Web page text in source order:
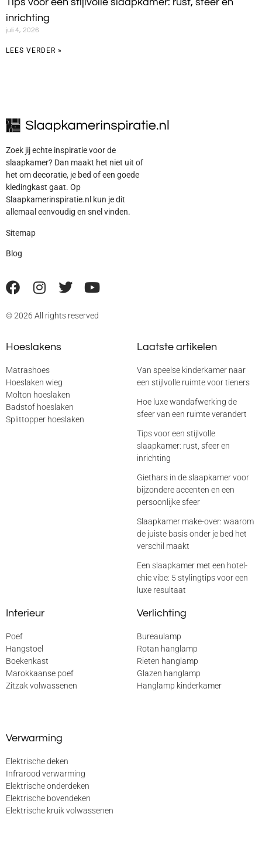
Tips voor een stijlvolle slaapkamer: rust, sfeer en
inrichting
juli 4, 2026
LEES VERDER »
Zoek jij echte inspiratie voor de
slaapkamer? Dan maakt het niet uit of
het om decoratie, je bed of een goede
kledingkast gaat. Op
Slaapkamerinspiratie.nl kun je dit
allemaal eenvoudig en snel vinden.
Sitemap
Blog
© 2026 All rights reserved
Hoeslakens
Matrashoes
Hoeslaken wieg
Molton hoeslaken
Badstof hoeslaken
Splittopper hoeslaken
Laatste artikelen
Van speelse kinderkamer naar
een stijlvolle ruimte voor tieners
Hoe luxe wandafwerking de
sfeer van een ruimte verandert
Tips voor een stijlvolle
slaapkamer: rust, sfeer en
inrichting
Giethars in de slaapkamer voor
bijzondere accenten en een
persoonlijke sfeer
Slaapkamer make-over: waarom
de juiste basis onder je bed het
verschil maakt
Een slaapkamer met een hotel-
chic vibe: 5 stylingtips voor een
luxe resultaat
Interieur
Poef
Hangstoel
Boekenkast
Marokkaanse poef
Zitzak volwassenen
Verlichting
Bureaulamp
Rotan hanglamp
Rieten hanglamp
Glazen hanglamp
Hanglamp kinderkamer
Verwarming
Elektrische deken
Infrarood verwarming
Elektrische onderdeken
Elektrische bovendeken
Elektrische kruik volwassenen